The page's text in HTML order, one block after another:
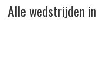
Alle wedstrijden